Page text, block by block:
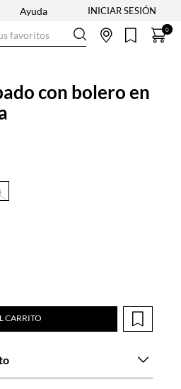
Ayuda
0
con bolero en
CARRITO